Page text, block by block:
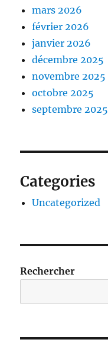
mars 2026
février 2026
janvier 2026
décembre 2025
novembre 2025
octobre 2025
septembre 2025
Categories
Uncategorized
Rechercher